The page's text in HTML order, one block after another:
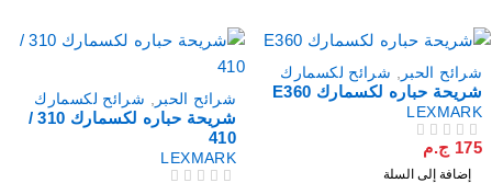
شرائح الحبر, شرائح لكسمارك
شريحة حباره لكسمارك E360
LEXMARK
175 ج.م
إضافة إلى السلة
شرائح الحبر, شرائح لكسمارك
شريحة حباره لكسمارك 310 /
410
LEXMARK